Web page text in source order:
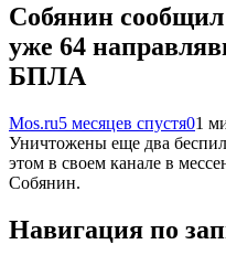
Собянин
уже 64
БПЛА
Mos.ru5 месяцев спустя01
Уничтожены еще два
этом в своем канале в
Собянин.
Навигация по